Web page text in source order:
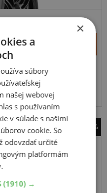
do 3-8 prac. dní
do 3-8 prac. dní.
ČR 20 ks.
-49%
R22
×
a
súbory
našej webovej
s používaním
v súlade s našimi
cookie. So
odovzdať určité
platformám
(1910) →